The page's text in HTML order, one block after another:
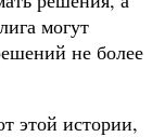
могут
не более
этой истории,